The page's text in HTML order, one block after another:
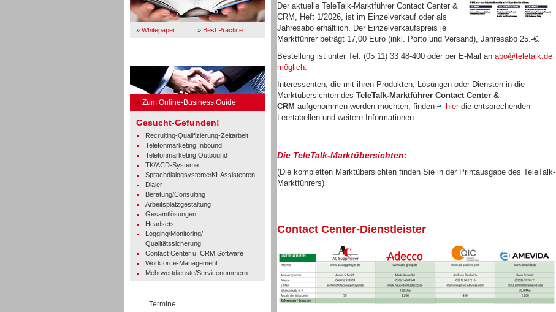
» Whitepaper » Best Practice
» Zum Online-Business Guide
Gesucht-Gefunden!
Recruiting-Qualifizierung-Zeitarbeit
Telefonmarketing Inbound
Telefonmarketing Outbound
TK/ACD-Systeme
Sprachdialogsysteme/KI-Assistenten
Dialer
Beratung/Consulting
Arbeitsplatzgestaltung
Gesamtlösungen
Headsets
Logging/Monitoring/
Qualitätssicherung
Contact Center u. CRM Software
Workforce-Management
Mehrwertdienste/Servicenummern
Termine
Der aktuelle TeleTalk-Marktführer Contact Center &
CRM, Heft 1/2026, ist im Einzelverkauf oder als
Jahresabo erhältlich. Der Einzelverkaufspreis je
Marktführer beträgt 17,00 Euro (inkl. Porto und Versand), Jahresabo 25.-€.
Bestellung ist unter Tel. (05 11) 33 48-400 oder per E-Mail an abo@teletalk.de
möglich.
Interessenten, die mit ihren Produkten, Lösungen oder Diensten in die
Marktübersichten des TeleTalk-Marktführer Contact Center &
CRM aufgenommen werden möchten, finden hierdie entsprechenden
Leertabellen und weitere Informationen.
Die TeleTalk-Marktübersichten:
(Die kompletten Marktübersichten finden Sie in der Printausgabe des TeleTalk-
Marktführers)
Contact Center-Dienstleister